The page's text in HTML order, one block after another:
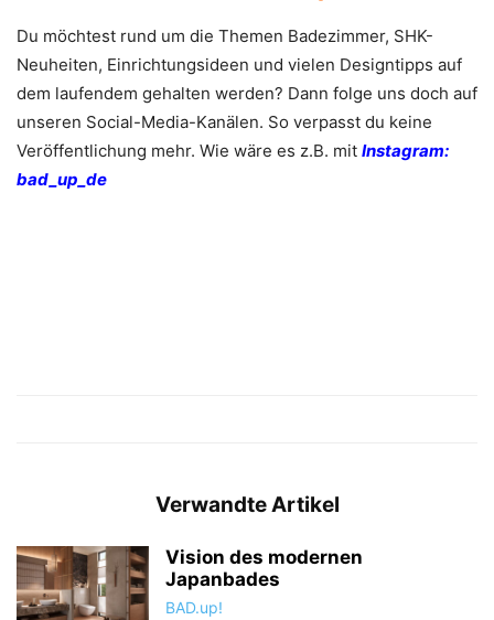
Du möchtest rund um die Themen Badezimmer, SHK-
Neuheiten, Einrichtungsideen und vielen Designtipps auf
dem laufendem gehalten werden? Dann folge uns doch auf
unseren Social-Media-Kanälen. So verpasst du keine
Veröffentlichung mehr. Wie wäre es z.B. mit Instagram:
bad_up_de
Verwandte Artikel
Vision des modernen
Japanbades
BAD.up!